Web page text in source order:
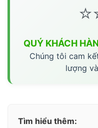
QUÝ KHÁCH
Chúng tôi cam
lượng
Tìm hiểu thêm: